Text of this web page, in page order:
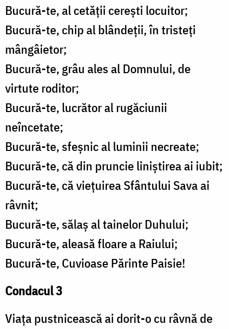
Bucură-te, al cetății cerești locuitor;
Bucură-te, chip al blândeții, în tristeți
mângâietor;
Bucură-te, grâu ales al Domnului, de
virtute roditor;
Bucură-te, lucrător al rugăciunii
neîncetate;
Bucură-te, sfeșnic al luminii necreate;
Bucură-te, că din pruncie liniștirea ai iubit;
Bucură-te, că viețuirea Sfântului Sava ai
râvnit;
Bucură-te, sălaș al tainelor Duhului;
Bucură-te, aleasă floare a Raiului;
Bucură-te, Cuvioase Părinte Paisie!
Condacul 3
Viața pustnicească ai dorit-o cu râvnă de